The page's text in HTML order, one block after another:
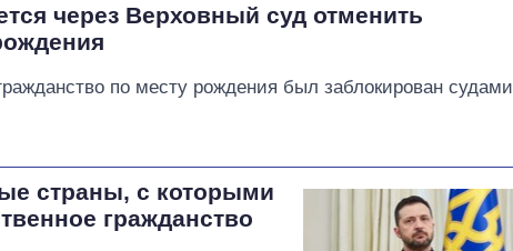
через Верховный суд отменить
по месту рождения был заблокирован судами
страны, с которыми
гражданство